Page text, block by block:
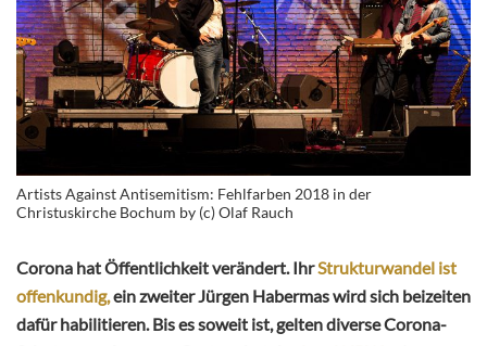
Artists Against Antisemitism: Fehlfarben 2018 in der
Christuskirche Bochum by (c) Olaf Rauch
Corona hat Öffentlichkeit verändert. IhrStrukturwandel ist
offenkundig,ein zweiter Jürgen Habermas wird sich beizeiten
dafür habilitieren. Bis es soweit ist, gelten diverse Corona-